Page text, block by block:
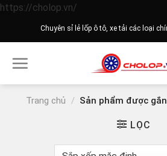
https://cholop.vn/
to
Chuyên sỉ lẻ lốp ô tô, xe tải các loại
Trang chủ / Sản phẩm được gắn
LỌC